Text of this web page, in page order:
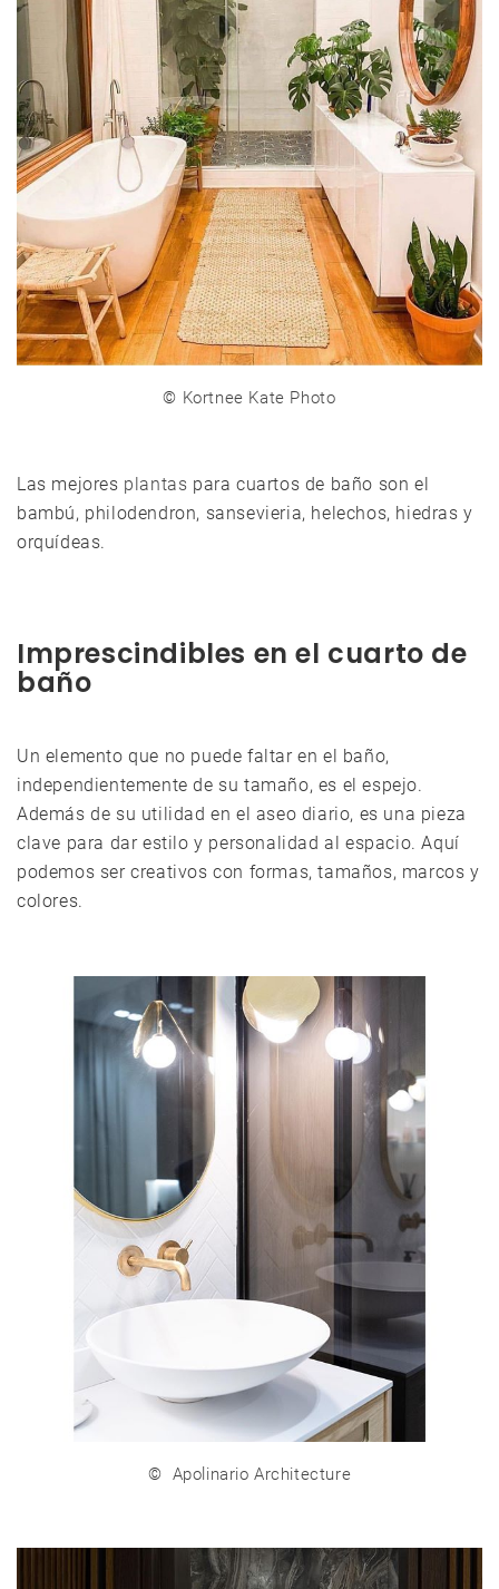
© Kortnee Kate Photo
Las mejores plantas para cuartos de baño son el
bambú, philodendron, sansevieria, helechos, hiedras y
orquídeas.
Imprescindibles en el cuarto de
baño
Un elemento que no puede faltar en el baño,
independientemente de su tamaño, es el espejo.
Además de su utilidad en el aseo diario, es una pieza
clave para dar estilo y personalidad al espacio. Aquí
podemos ser creativos con formas, tamaños, marcos y
colores.
© Apolinario Architecture